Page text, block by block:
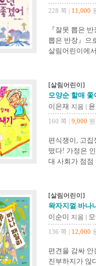
228 쪽 | 11,000
『잘못 뽑은
뽑은 반장』으
살림어린이에
[살림어린이]
모양순 할매 쫓
이은재 지음 |
160 쪽 | 9,000
편식쟁이, 고집
떴다! 가정은
대 사회가 점점
[살림어린이]
왁자지껄 바나
이순미
지음 |
136 쪽 | 12,000
편견을 감싸 안
진부하지가 않